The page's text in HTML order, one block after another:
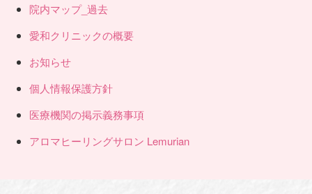
院内マップ_過去
愛和クリニックの概要
お知らせ
個人情報保護方針
医療機関の掲示義務事項
アロマヒーリングサロン Lemurian